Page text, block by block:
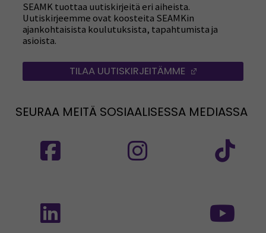
SEAMK tuottaa uutiskirjeitä eri aiheista.
Uutiskirjeemme ovat koosteita SEAMKin
ajankohtaisista koulutuksista, tapahtumista ja
asioista.
TILAA UUTISKIRJEITÄMME
SEURAA MEITÄ SOSIAALISESSA MEDIASSA